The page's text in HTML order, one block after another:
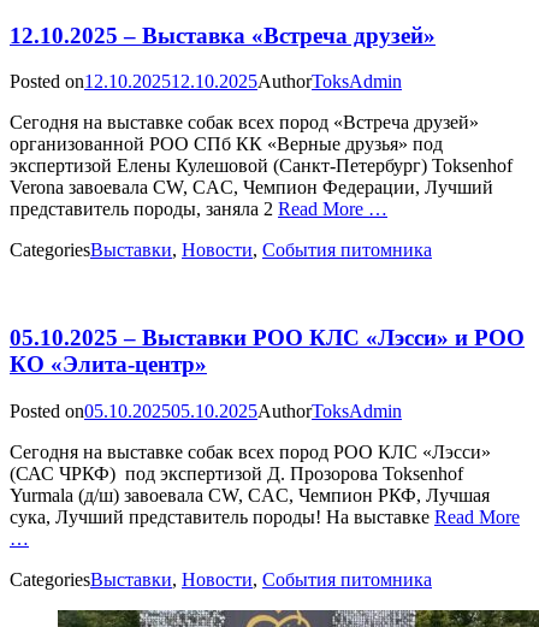
12.10.2025 – Выставка «Встреча друзей»
Posted on12.10.202512.10.2025AuthorToksAdmin
Сегодня на выставке собак всех пород «Встреча друзей»
организованной РОО СПб КК «Верные друзья» под
экспертизой Елены Кулешовой (Санкт-Петербург) Toksenhof
Verona завоевала CW, CAC, Чемпион Федерации, Лучший
представитель породы, заняла 2 Read More …
CategoriesВыставки, Новости, События питомника
05.10.2025 – Выставки РОО КЛС «Лэсси» и РОО
КО «Элита-центр»
Posted on05.10.202505.10.2025AuthorToksAdmin
Сегодня на выставке собак всех пород РОО КЛС «Лэсси»
(САС ЧРКФ) под экспертизой Д. Прозорова Toksenhof
Yurmala (д/ш) завоевала CW, CAC, Чемпион РКФ, Лучшая
сука, Лучший представитель породы! На выставке Read More
…
CategoriesВыставки, Новости, События питомника